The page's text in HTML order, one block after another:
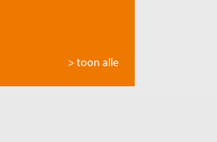
> toon alle